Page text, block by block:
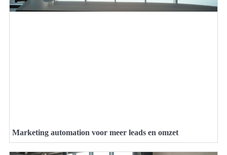
Marketing automation voor meer leads en omzet